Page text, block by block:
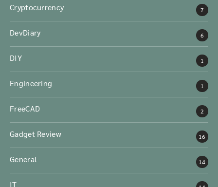
Cryptocurrency 7
DevDiary 6
DIY 1
Engineering 1
FreeCAD 2
Gadget Review 16
General 14
IT